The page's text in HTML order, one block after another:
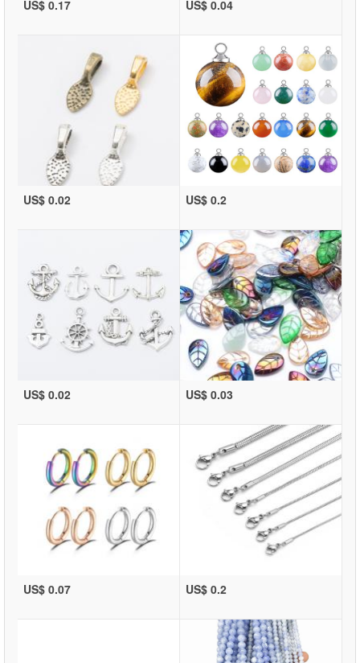
US$ 0.17 US$ 0.04
US$ 0.02 US$ 0.2
US$ 0.02 US$ 0.03
US$ 0.07 US$ 0.2